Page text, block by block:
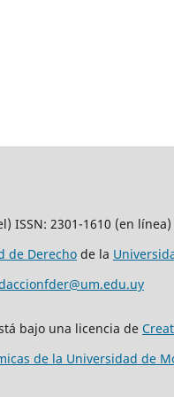
ISSN: 2301-1610 (en línea)
de Derecho de la
bajo una licencia de
de la Universidad de